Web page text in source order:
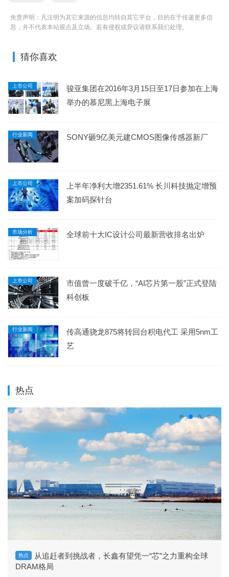
免责声明：凡注明为其它来源的信息均转自其它平台，目的在于传递更多信
息，并不代表本站观点及立场。若有侵权或异议请联系我们处理。
猜你喜欢
上市公司
骏亚集团在2016年3月15日至17日参加在上海
举办的慕尼黑上海电子展
行业新闻 SONY砸9亿美元建CMOS图像传感器新厂
上市公司
上半年净利大增2351.61% 长川科技抛定增预
案加码探针台
市场分析 全球前十大IC设计公司最新营收排名出炉
上市公司
市值曾一度破千亿，“AI芯片第一股”正式登陆
科创板
行业新闻
传高通骁龙875将转回台积电代工 采用5nm工
艺
热点
热点
从追赶者到挑战者，长鑫有望凭一“芯”之力重构全球
DRAM格局